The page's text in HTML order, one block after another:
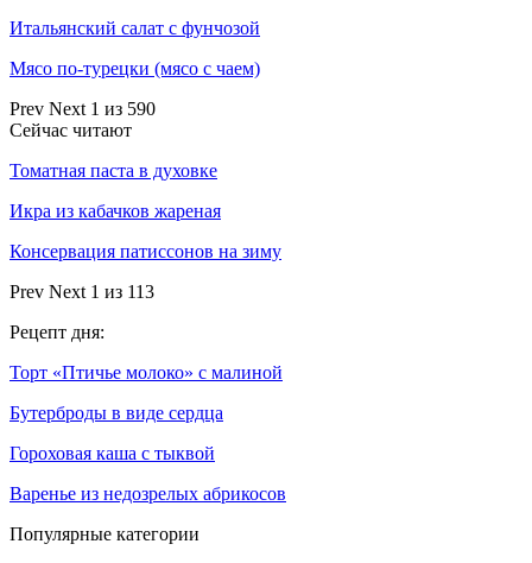
Итальянский салат с фунчозой
Мясо по-турецки (мясо с чаем)
Prev Next 1 из 590
Сейчас читают
Томатная паста в духовке
Икра из кабачков жареная
Консервация патиссонов на зиму
Prev Next 1 из 113
Рецепт дня:
Торт «Птичье молоко» с малиной
Бутерброды в виде сердца
Гороховая каша с тыквой
Варенье из недозрелых абрикосов
Популярные категории